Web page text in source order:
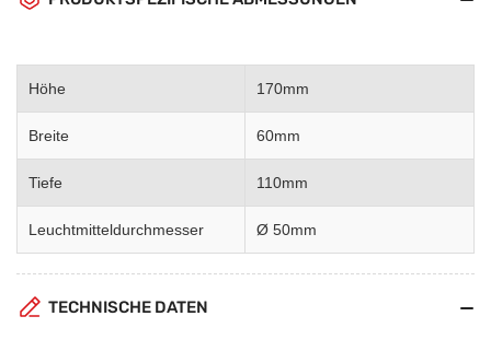
Höhe 170mm
Breite 60mm
Tiefe 110mm
Leuchtmitteldurchmesser Ø 50mm
TECHNISCHE DATEN